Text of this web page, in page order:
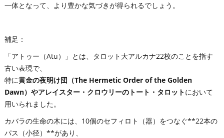
一体となって、より豊かな気づきが得られるでしょう。
補足：
「アトゥー（Atu）」とは、タロット大アルカナ22枚のことを指す
古い表現で、
特に黄金の夜明け団（The Hermetic Order of the Golden
Dawn） やアレイスター・クロウリーのトート・タロットにおいて
用いられました。
カバラの生命の木には、10個のセフィロト（器）をつなぐ**22本の
パス（小径）**があり、